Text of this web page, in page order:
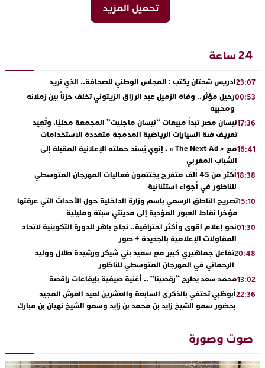
تحميل المزيد
24 ساعة
23:07ادريس شحتان يكتب : المجلس الوطني للصحافة.. الذي نريد
00:53رحيل مؤثر.. وفاة الزميل عبد الرزاق الزيتوني تخلف حزناً بين زملائه
ومحبيه
17:36نيسان مصر تبدأ مبيعات “نيسان ماجنيت” المجمعة محليًا، وتُعِيد
تعريف فئة السيارات الرياضية المدمجة متعددة الاستخدامات
16:41
مع « The Next Ad » ، إنوي يُسند حملته الإعلانية المقبلة إلى
الشباب المغربي
18:38
أكثر من 45 ألف متفرج يختتمون فعاليات المهرجان المتوسطي
للناظور في أجواء استثنائية
15:10تصريح الناطق الرسمي باسم وزارة الداخلية حول الأحداث التي عرفتها
مؤخرا نقاط العبور المؤدية إلى مدينتي سبتة ومليلية
01:30نحو إعلام أقوى وأكثر احترافية.. نجاح باهر للدورة التكوينية لاتحاد
المقاولات الإعلامية بالجديدة + صور
20:48تفاعل جماهيري كبير مع سعيد بني شيكر ورشيدة طلال ووليد
الرحماني في المهرجان المتوسطي للناظور
13:02محمد سعد يطرح “رقصينا” .. أغنية صيفية بإيقاعات راقصة
22:36أبوظبي تحتفي بالذكرى السابعة والعشرين لعيد العرش المجيد
بحضور سمو الشيخ زايد بن محمد بن زايد وسمو الشيخ نهيان بن مبارك
“كوفرة فالغيس”
19:11يقظة أمنية تنهي كابوس الفتاة القاصر: كواليس مثيرة لعملية تحرير
صوت وصورة